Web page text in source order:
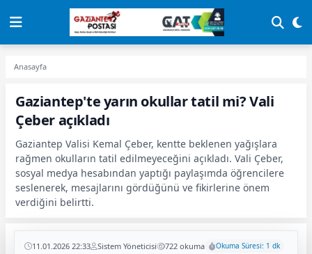
Anasayfa
Gaziantep'te yarın okullar tatil mi? Vali
Çeber açıkladı
Gaziantep Valisi Kemal Çeber, kentte beklenen yağışlara
rağmen okulların tatil edilmeyeceğini açıkladı. Vali Çeber,
sosyal medya hesabından yaptığı paylaşımda öğrencilere
seslenerek, mesajlarını gördüğünü ve fikirlerine önem
verdiğini belirtti.
11.01.2026 22:33 Sistem Yöneticisi 722 okuma Okuma Süresi: 1 dk